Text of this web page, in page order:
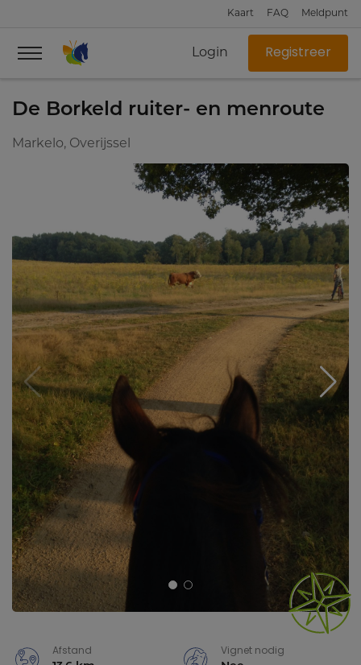
Kaart FAQ Meldpunt
Login Registreer
De Borkeld ruiter- en menroute
Markelo, Overijssel
Afstand Vignet nodig